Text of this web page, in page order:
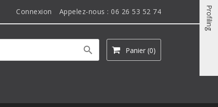
Connexion Appelez-nous : 06 26 53 52 74
Panier (0)

Profiling